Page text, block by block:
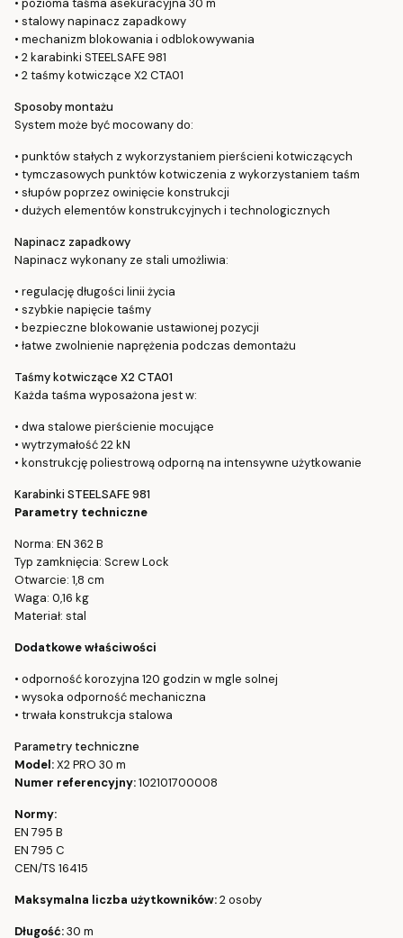
• pozioma taśma asekuracyjna 30 m
• stalowy napinacz zapadkowy
• mechanizm blokowania i odblokowywania
• 2 karabinki STEELSAFE 981
• 2 taśmy kotwiczące X2 CTA01
Sposoby montażu
System może być mocowany do:
• punktów stałych z wykorzystaniem pierścieni kotwiczących
• tymczasowych punktów kotwiczenia z wykorzystaniem taśm
• słupów poprzez owinięcie konstrukcji
• dużych elementów konstrukcyjnych i technologicznych
Napinacz zapadkowy
Napinacz wykonany ze stali umożliwia:
• regulację długości linii życia
• szybkie napięcie taśmy
• bezpieczne blokowanie ustawionej pozycji
• łatwe zwolnienie naprężenia podczas demontażu
Taśmy kotwiczące X2 CTA01
Każda taśma wyposażona jest w:
• dwa stalowe pierścienie mocujące
• wytrzymałość 22 kN
• konstrukcję poliestrową odporną na intensywne użytkowanie
Karabinki STEELSAFE 981
Parametry techniczne
Norma: EN 362 B
Typ zamknięcia: Screw Lock
Otwarcie: 1,8 cm
Waga: 0,16 kg
Materiał: stal
Dodatkowe właściwości
• odporność korozyjna 120 godzin w mgle solnej
• wysoka odporność mechaniczna
• trwała konstrukcja stalowa
Parametry techniczne
Model:X2 PRO 30 m
Numer referencyjny:102101700008
Normy:
EN 795 B
EN 795 C
CEN/TS 16415
Maksymalna liczba użytkowników:2 osoby
Długość:30 m